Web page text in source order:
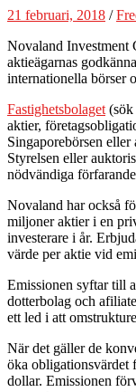
21 februari, 2018 /
Novaland
aktieägarnas
internationella börser
Fastighetsbolaget
aktier,
Singaporebörsen
Styrelsen eller
nödvändiga
Novaland har också
miljoner aktier i en
investerare i år.
värde per aktie vid
Emissionen syftar till
dotterbolag och
ett led i att
När det gäller de
öka
dollar. Emissionen